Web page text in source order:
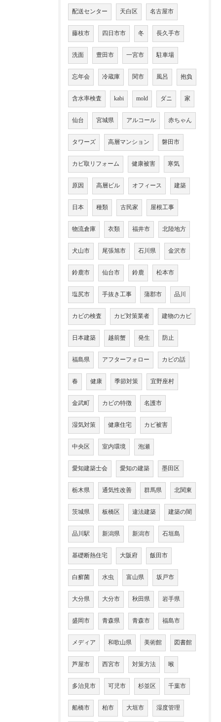
配送センター 天白区 名古屋市
藤枝市 四日市市 冬 長久手市
洗面 豊田市 一宮市 駐車場
忘年会 冷蔵庫 関市 風呂 抱負
含水率検査 kabi mold ダニ 家
仙台 宮城県 アルコール 赤ちゃん
タワーズ 高層マンション 磐田市
カビ取リフォーム 健康被害 寒気
原因 高層ビル オフィース 建築
日本 種類 古民家 屋根工事
物流倉庫 衣類 福井市 北陸地方
犬山市 尾張旭市 石川県 金沢市
鈴鹿市 仙台市 鈴鹿 松本市
塩尻市 手抜き工事 蒲郡市 品川
カビの検査 カビ対策業者 建物のカビ
日本建築 越前蟹 発生 防止
福島県 アフターフォロー カビの話
春 健康 季節対策 宜野座村
金武町 カビの特徴 名護市
湿気対策 健康住宅 カビ被害
中央区 室内環境 泡瀬
愛知建築士会 愛知の建築 墨田区
栃木県 通気性改善 群馬県 北関東
茨城県 板橋区 違法建築 建築の闇
品川駅 新潟県 新潟市 石垣島
基礎断熱住宅 大阪府 飯田市
白癬菌 水虫 富山県 坂戸市
大分県 大分市 秋田県 岩手県
盛岡市 青森県 青森市 福島市
メディア 和歌山県 美術館 図書館
芦屋市 西宮市 対策方法 喉
多治見市 可児市 杉並区 千葉市
船橋市 柏市 大垣市 湿度管理